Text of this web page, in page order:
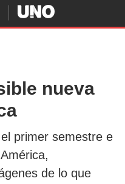
nueva
primer semestre e
de lo que